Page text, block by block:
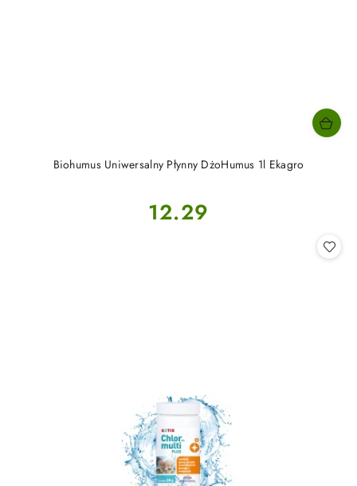
Biohumus Uniwersalny Płynny DżoHumus 1l Ekagro
Cena:
12.29